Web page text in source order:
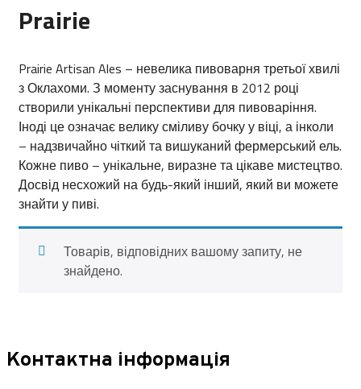
Prairie
Prairie Artisan Ales – невелика пивоварня третьої хвилі
з Оклахоми. З моменту заснування в 2012 році
створили унікальні перспективи для пивоваріння.
Іноді це означає велику сміливу бочку у віці, а інколи
– надзвичайно чіткий та вишуканий фермерський ель.
Кожне пиво – унікальне, виразне та цікаве мистецтво.
Досвід несхожий на будь-який інший, який ви можете
знайти у пиві.
Товарів, відповідних вашому запиту, не
знайдено.
Контактна інформація